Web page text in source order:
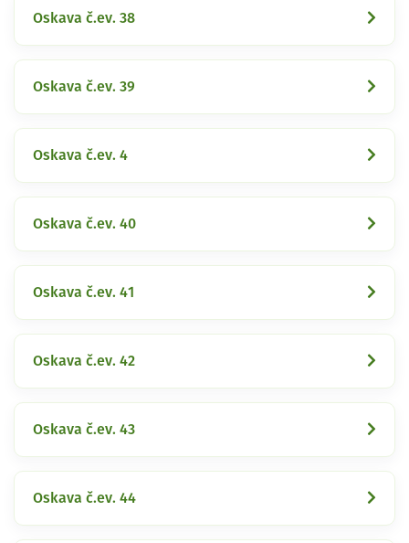
Oskava č.ev. 38
Oskava č.ev. 39
Oskava č.ev. 4
Oskava č.ev. 40
Oskava č.ev. 41
Oskava č.ev. 42
Oskava č.ev. 43
Oskava č.ev. 44